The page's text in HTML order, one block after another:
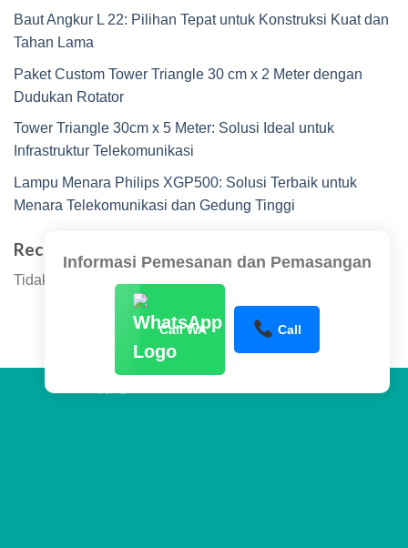
Baut Angkur L 22: Pilihan Tepat untuk Konstruksi Kuat dan
Tahan Lama
Paket Custom Tower Triangle 30 cm x 2 Meter dengan
Dudukan Rotator
Tower Triangle 30cm x 5 Meter: Solusi Ideal untuk
Infrastruktur Telekomunikasi
Lampu Menara Philips XGP500: Solusi Terbaik untuk
Menara Telekomunikasi dan Gedung Tinggi
Recent Comments
Tidak ada komentar untuk ditampilkan.
Informasi Pemesanan dan Pemasangan
Call WA Call